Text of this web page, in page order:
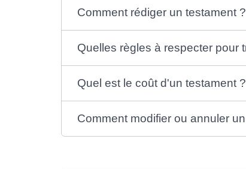
Comment rédiger un testament ?
Quelles règles à respecter pour
Quel est le coût d'un testament ?
Comment modifier ou annuler